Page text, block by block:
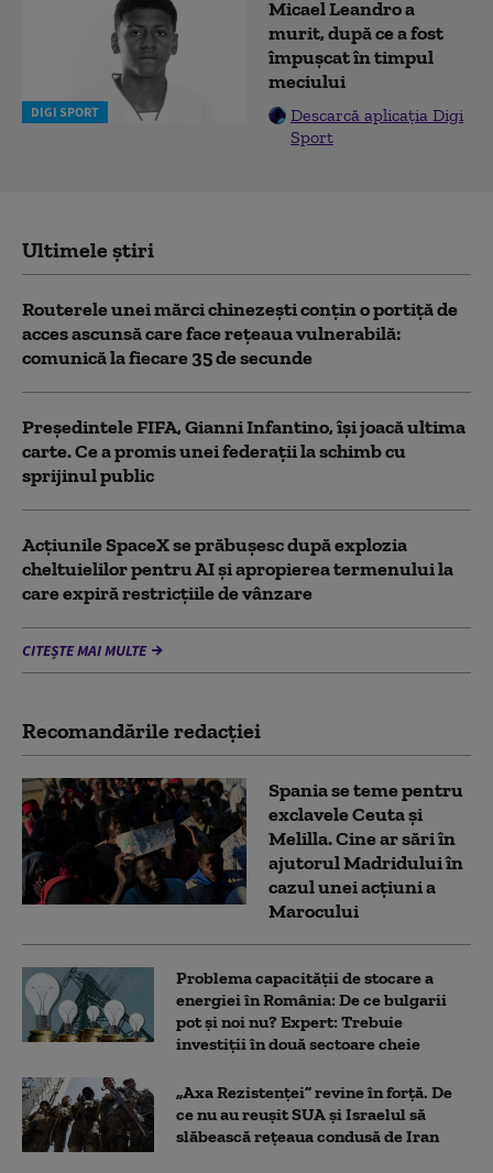
DIGI SPORT
Micael Leandro a
murit, după ce a fost
împușcat în timpul
meciului
Descarcă aplicația Digi
Sport
Ultimele știri
Routerele unei mărci chinezești conțin o portiță de
acces ascunsă care face rețeaua vulnerabilă:
comunică la fiecare 35 de secunde
Președintele FIFA, Gianni Infantino, îşi joacă ultima
carte. Ce a promis unei federații la schimb cu
sprijinul public
Acţiunile SpaceX se prăbuşesc după explozia
cheltuielilor pentru AI şi apropierea termenului la
care expiră restricţiile de vânzare
CITEȘTE MAI MULTE
Recomandările redacţiei
Spania se teme pentru
exclavele Ceuta și
Melilla. Cine ar sări în
ajutorul Madridului în
cazul unei acțiuni a
Marocului
Problema capacității de stocare a
energiei în România: De ce bulgarii
pot și noi nu? Expert: Trebuie
investiții în două sectoare cheie
„Axa Rezistenței” revine în forță. De
ce nu au reușit SUA și Israelul să
slăbească rețeaua condusă de Iran